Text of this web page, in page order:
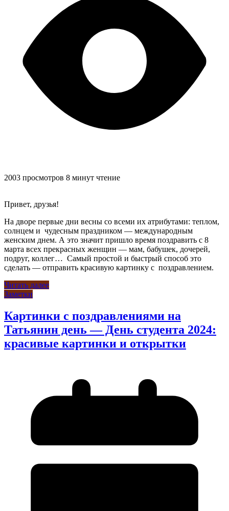
2003 просмотров 8 минут чтение
Привет, друзья!
На дворе первые дни весны со всеми их атрибутами: теплом,
солнцем и чудесным праздником — международным
женским днем. А это значит пришло время поздравить с 8
марта всех прекрасных женщин — мам, бабушек, дочерей,
подруг, коллег… Самый простой и быстрый способ это
сделать — отправить красивую картинку с поздравлением.
Читать далее
Заметки
Картинки с поздравлениями на
Татьянин день — День студента 2024:
красивые картинки и открытки